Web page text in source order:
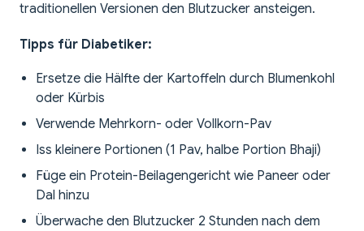
traditionellen Versionen den Blutzucker ansteigen.
Tipps für Diabetiker:
Ersetze die Hälfte der Kartoffeln durch Blumenkohl
oder Kürbis
Verwende Mehrkorn- oder Vollkorn-Pav
Iss kleinere Portionen (1 Pav, halbe Portion Bhaji)
Füge ein Protein-Beilagengericht wie Paneer oder
Dal hinzu
Überwache den Blutzucker 2 Stunden nach dem